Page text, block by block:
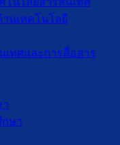
านเทคโนโลยี
เทศและการสื่อสาร
กษา